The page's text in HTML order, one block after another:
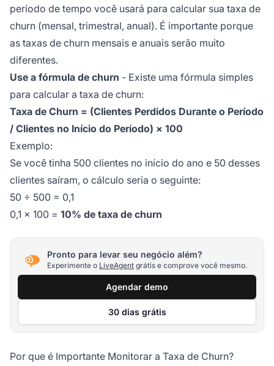
período de tempo você usará para calcular sua taxa de
churn (mensal, trimestral, anual). É importante porque
as taxas de churn mensais e anuais serão muito
diferentes.
Use a fórmula de churn - Existe uma fórmula simples
para calcular a taxa de churn:
Taxa de Churn = (Clientes Perdidos Durante o Período
/ Clientes no Início do Período) × 100
Exemplo:
Se você tinha 500 clientes no início do ano e 50 desses
clientes saíram, o cálculo seria o seguinte:
50 ÷ 500 = 0,1
0,1 × 100 = 10% de taxa de churn
Pronto para levar seu negócio além?
Experimente o LiveAgent grátis e comprove você mesmo.
Agendar demo
30 dias grátis
Por que é Importante Monitorar a Taxa de Churn?